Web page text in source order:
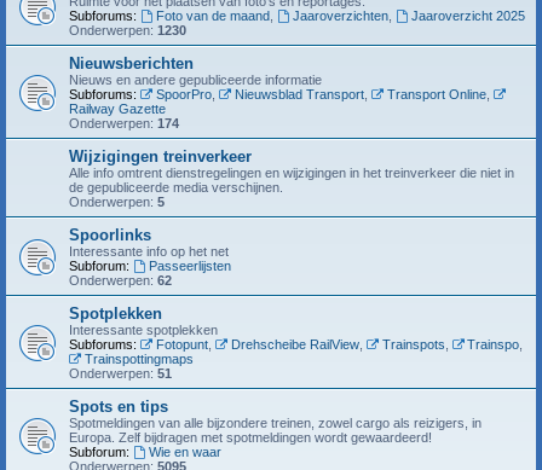
Subforums:
Foto van de maand, Jaaroverzichten,
Jaaroverzicht 2025
Onderwerpen: 1230
Nieuwsberichten
Nieuws en andere gepubliceerde informatie
Subforums:
SpoorPro, Nieuwsblad Transport, Transport Online,
Railway Gazette
Onderwerpen: 174
Wijzigingen treinverkeer
Alle info omtrent dienstregelingen en wijzigingen in het treinverkeer die niet in
de gepubliceerde media verschijnen.
Onderwerpen: 5
Spoorlinks
Interessante info op het net
Subforum:
Passeerlijsten
Onderwerpen: 62
Spotplekken
Interessante spotplekken
Subforums:
Fotopunt, Drehscheibe RailView, Trainspots Trainspo
Trainspottingmaps
Onderwerpen: 51
Spots en tips
Spotmeldingen van alle bijzondere treinen, zowel cargo als reizigers, in
Europa. Zelf bijdragen met spotmeldingen wordt gewaardeerd!
Subforum:
Wie en waar
Onderwerpen: 5095